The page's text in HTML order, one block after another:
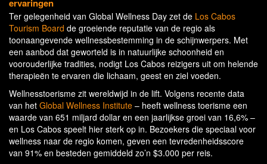
ervaringen
Ter gelegenheid van Global Wellness Day zet de Los Cabos
Tourism Board de groeiende reputatie van de regio als
toonaangevende wellnessbestemming in de schijnwerpers. Met
een aanbod dat geworteld is in natuurlijke schoonheid en
voorouderlijke tradities, nodigt Los Cabos reizigers uit om helende
therapieën te ervaren die lichaam, geest en ziel voeden.
Wellnesstoerisme zit wereldwijd in de lift. Volgens recente data
van het Global Wellness Institute – heeft wellness toerisme een
waarde van 651 miljard dollar en een jaarlijkse groei van 16,6% –
en Los Cabos speelt hier sterk op in. Bezoekers die speciaal voor
wellness naar de regio komen, geven een tevredenheidsscore
van 91% en besteden gemiddeld zo’n $3.000 per reis.